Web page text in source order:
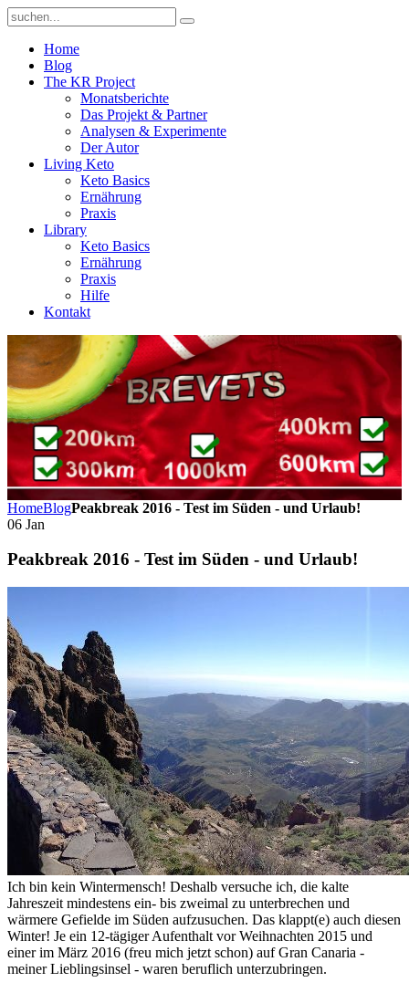
Home
Blog
The KR Project
Monatsberichte
Das Projekt & Partner
Analysen & Experimente
Der Autor
Living Keto
Keto Basics
Ernährung
Praxis
Library
Keto Basics
Ernährung
Praxis
Hilfe
Kontakt
HomeBlogPeakbreak 2016 - Test im Süden - und Urlaub!
06 Jan
Peakbreak 2016 - Test im Süden - und Urlaub!
Ich bin kein Wintermensch! Deshalb versuche ich, die kalte
Jahreszeit mindestens ein- bis zweimal zu unterbrechen und
wärmere Gefielde im Süden aufzusuchen. Das klappt(e) auch diesen
Winter! Je ein 12-tägiger Aufenthalt vor Weihnachten 2015 und
einer im März 2016 (freu mich jetzt schon) auf Gran Canaria -
meiner Lieblingsinsel - waren beruflich unterzubringen.